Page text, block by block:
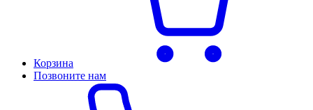
Корзина
Позвоните нам